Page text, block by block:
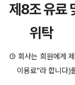
제8조 유료
위탁
① 회사는 회원에게
이용료"라 합니다)